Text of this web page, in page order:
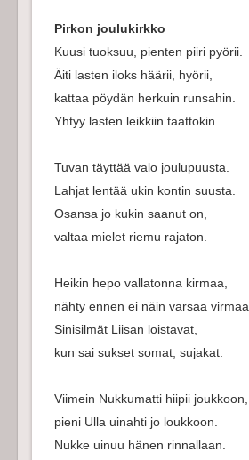
Pirkon joulukirkko
Kuusi tuoksuu, pienten piiri pyörii.
Äiti lasten iloks häärii, hyörii,
kattaa pöydän herkuin runsahin.
Yhtyy lasten leikkiin taattokin.
Tuvan täyttää valo joulupuusta.
Lahjat lentää ukin kontin suusta.
Osansa jo kukin saanut on,
valtaa mielet riemu rajaton.
Heikin hepo vallatonna kirmaa,
nähty ennen ei näin varsaa virmaa.
Sinisilmät Liisan loistavat,
kun sai sukset somat, sujakat.
Viimein Nukkumatti hiipii joukkoon,
pieni Ulla uinahti jo loukkoon.
Nukke uinuu hänen rinnallaan.